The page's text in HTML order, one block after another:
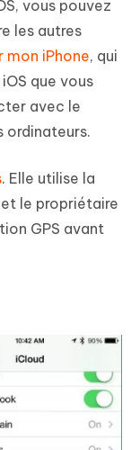
vous pouvez
les autres
mon iPhone, qui
que vous
avec le
ordinateurs.
. Elle utilise la
le propriétaire
GPS avant